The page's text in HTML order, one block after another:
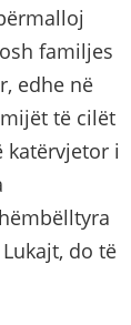
familjes
edhe në
të cilët
katërvjetor i
do të